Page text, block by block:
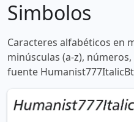
Simbolos
Caracteres alfabéticos en
minúsculas (a-z),
fuente